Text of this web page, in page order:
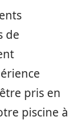
de
pris en
piscine à